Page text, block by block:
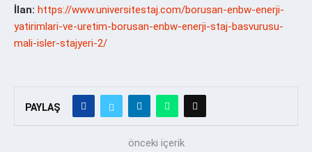
İlan: https://www.universitestaj.com/borusan-enbw-enerji-
yatirimlari-ve-uretim-borusan-enbw-enerji-staj-basvurusu-
mali-isler-stajyeri-2/
PAYLAŞ
önceki içerik